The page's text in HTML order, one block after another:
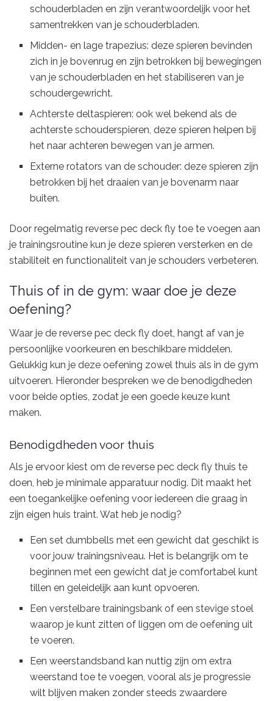
schouderbladen en zijn verantwoordelijk voor het
samentrekken van je schouderbladen.
Midden- en lage trapezius: deze spieren bevinden
zich in je bovenrug en zijn betrokken bij bewegingen
van je schouderbladen en het stabiliseren van je
schoudergewricht.
Achterste deltaspieren: ook wel bekend als de
achterste schouderspieren, deze spieren helpen bij
het naar achteren bewegen van je armen.
Externe rotators van de schouder: deze spieren zijn
betrokken bij het draaien van je bovenarm naar
buiten.
Door regelmatig reverse pec deck fly toe te voegen aan
je trainingsroutine kun je deze spieren versterken en de
stabiliteit en functionaliteit van je schouders verbeteren.
Thuis of in de gym: waar doe je deze
oefening?
Waar je de reverse pec deck fly doet, hangt af van je
persoonlijke voorkeuren en beschikbare middelen.
Gelukkig kun je deze oefening zowel thuis als in de gym
uitvoeren. Hieronder bespreken we de benodigdheden
voor beide opties, zodat je een goede keuze kunt
maken.
Benodigdheden voor thuis
Als je ervoor kiest om de reverse pec deck fly thuis te
doen, heb je minimale apparatuur nodig. Dit maakt het
een toegankelijke oefening voor iedereen die graag in
zijn eigen huis traint. Wat heb je nodig?
Een set dumbbells met een gewicht dat geschikt is
voor jouw trainingsniveau. Het is belangrijk om te
beginnen met een gewicht dat je comfortabel kunt
tillen en geleidelijk aan kunt opvoeren.
Een verstelbare trainingsbank of een stevige stoel
waarop je kunt zitten of liggen om de oefening uit
te voeren.
Een weerstandsband kan nuttig zijn om extra
weerstand toe te voegen, vooral als je progressie
wilt blijven maken zonder steeds zwaardere